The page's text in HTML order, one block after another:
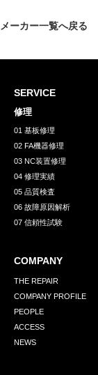
GREEN
環境への取り組み
お問い合わせ
メーカー一覧へ戻る
SERVICE
修理
01 基板修理
02 FA機器修理
03 NC装置修理
04 修理実績
05 品質検査
06 故障原因解析
07 信頼性試験
COMPANY
THE REPAIR
COMPANY PROFILE
PEOPLE
ACCESS
NEWS